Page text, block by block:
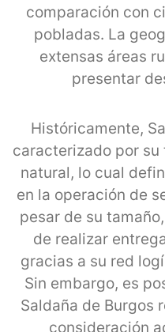
comparación con
pobladas. La
extensas áreas
presentar
Históricamente,
caracterizado por
natural, lo cual
en la operación de
pesar de su
de realizar
gracias a su red
Sin embargo, es
Saldaña de Burgos
consideración